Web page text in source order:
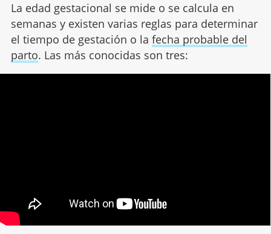
La edad gestacional se mide o se calcula en
semanas y existen varias reglas para determinar
el tiempo de gestación o la fecha probable del
parto. Las más conocidas son tres: